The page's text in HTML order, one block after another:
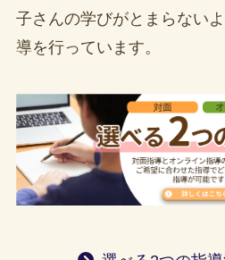
子さんの学びがとまらない
導を行っています。